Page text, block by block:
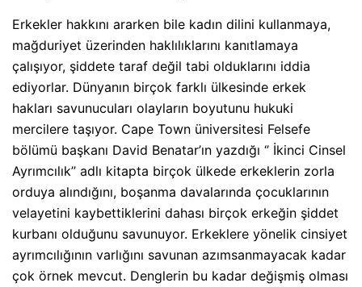
Erkekler hakkını ararken bile kadın dilini kullanmaya,
mağduriyet üzerinden haklılıklarını kanıtlamaya
çalışıyor, şiddete taraf değil tabi olduklarını iddia
ediyorlar. Dünyanın birçok farklı ülkesinde erkek
hakları savunucuları olayların boyutunu hukuki
mercilere taşıyor. Cape Town üniversitesi Felsefe
bölümü başkanı David Benatar’ın yazdığı ‘’ İkinci Cinsel
Ayrımcılık’’ adlı kitapta birçok ülkede erkeklerin zorla
orduya alındığını, boşanma davalarında çocuklarının
velayetini kaybettiklerini dahası birçok erkeğin şiddet
kurbanı olduğunu savunuyor. Erkeklere yönelik cinsiyet
ayrımcılığının varlığını savunan azımsanmayacak kadar
çok örnek mevcut. Denglerin bu kadar değişmiş olması